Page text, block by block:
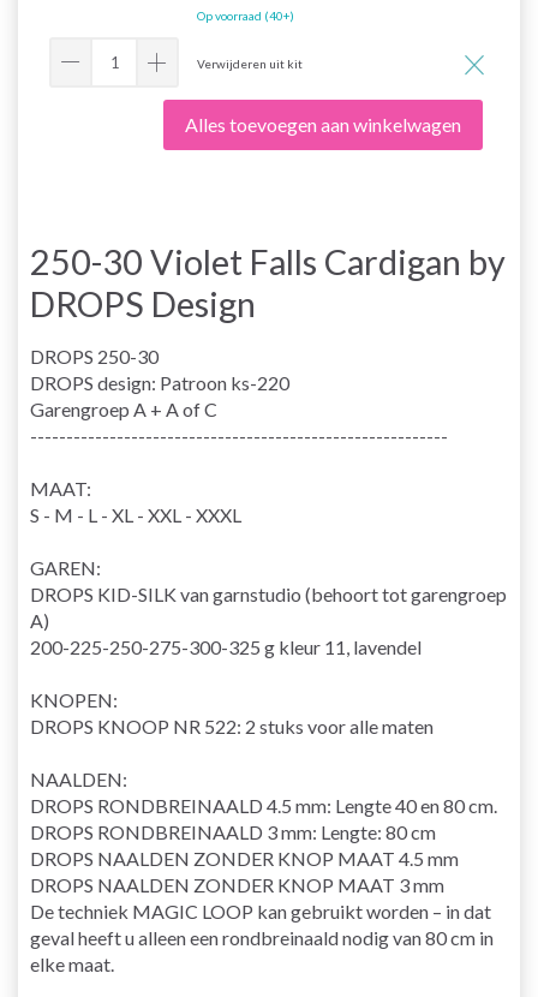
Op voorraad (40+)
Verwijderen uit kit
Alles toevoegen aan winkelwagen
250-30 Violet Falls Cardigan by
DROPS Design
DROPS 250-30
DROPS design: Patroon ks-220
Garengroep A + A of C
----------------------------------------------------------
MAAT:
S - M - L - XL - XXL - XXXL
GAREN:
DROPS KID-SILK van garnstudio (behoort tot garengroep
A)
200-225-250-275-300-325 g kleur 11, lavendel
KNOPEN:
DROPS KNOOP NR 522: 2 stuks voor alle maten
NAALDEN:
DROPS RONDBREINAALD 4.5 mm: Lengte 40 en 80 cm.
DROPS RONDBREINAALD 3 mm: Lengte: 80 cm
DROPS NAALDEN ZONDER KNOP MAAT 4.5 mm
DROPS NAALDEN ZONDER KNOP MAAT 3 mm
De techniek MAGIC LOOP kan gebruikt worden – in dat
geval heeft u alleen een rondbreinaald nodig van 80 cm in
elke maat.